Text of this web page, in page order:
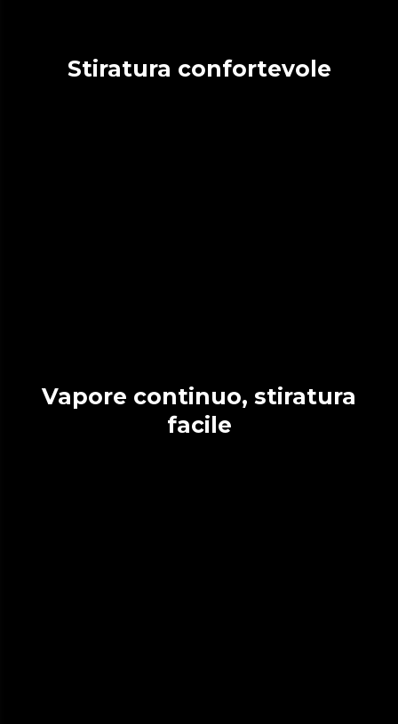
Stiratura confortevole
Vapore continuo, stiratura
facile